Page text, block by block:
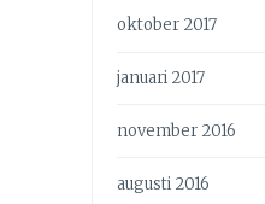
oktober 2017
januari 2017
november 2016
augusti 2016